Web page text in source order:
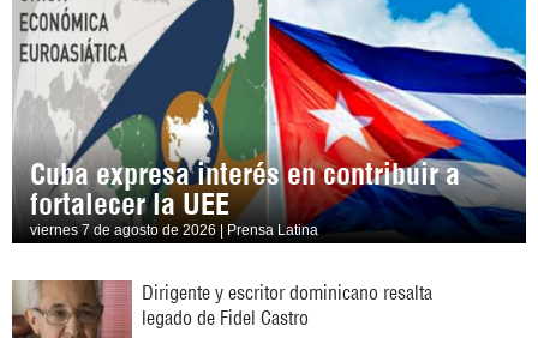
Cuba expresa interés en contribuir a
fortalecer la UEE
viernes 7 de agosto de 2026 | Prensa Latina
Dirigente y escritor dominicano resalta
legado de Fidel Castro